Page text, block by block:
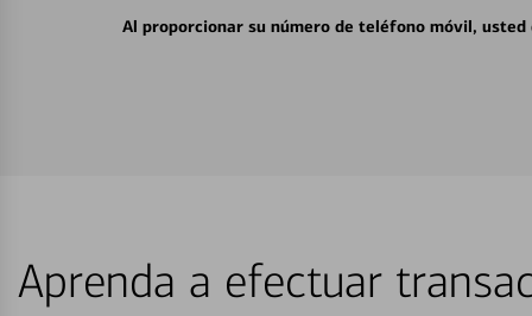
Al proporcionar su número de teléfono móvil,
Aprenda a efectuar